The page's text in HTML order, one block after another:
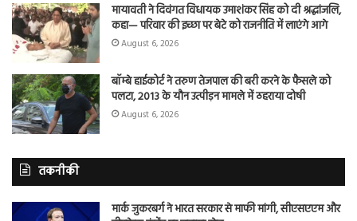
मायावती ने दिवंगत विधायक उमाशंकर सिंह को दी श्रद्धांजलि,
कहा— परिवार की इच्छा पर बेटे को राजनीति में लाएंगे आगे
August 6, 2026
बॉम्बे हाईकोर्ट ने तरुण तेजपाल की बरी करने के फैसले को
पलटा, 2013 के यौन उत्पीड़न मामले में ठहराया दोषी
August 6, 2026
तकनीकी
मार्क जुकरबर्ग ने भारत सरकार से माफी मांगी, सीएसएएम और